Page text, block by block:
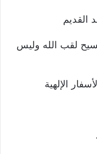
لقب الله وليس